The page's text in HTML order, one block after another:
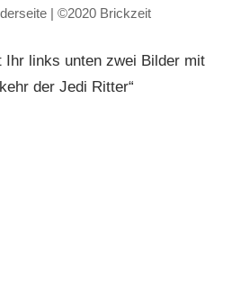
| ©2020 Brickzeit
Ihr links unten zwei Bilder mit
der Jedi Ritter“